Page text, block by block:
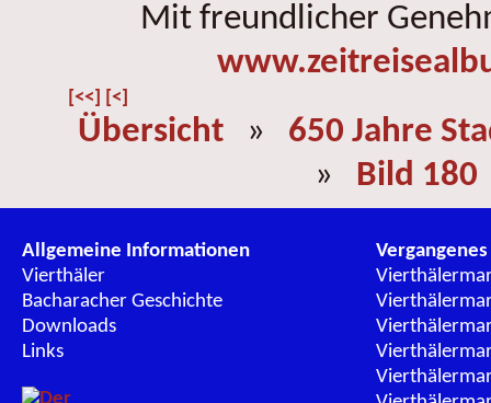
Mit freundlicher
[<<] [<]
Übersicht » 650 Jahre
» Bild 180
Allgemeine Informationen
Vierthäler
Bacharacher Geschichte
Downloads
Links
Vergangenes